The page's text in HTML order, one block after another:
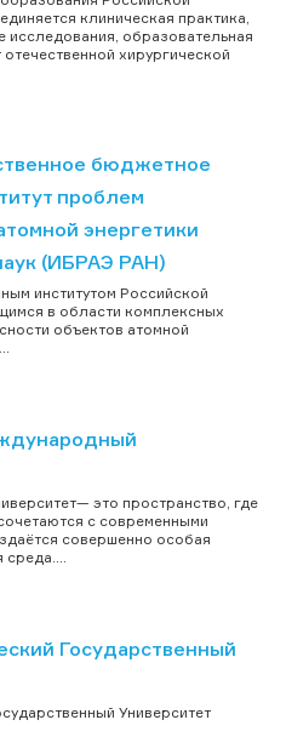
клиническая практика,
образовательная
хирургической
бюджетное
проблем
энергетики
(ИБРАЭ РАН)
институтом Российской
в области комплексных
объектов атомной
это пространство, где
с современными
совершенно особая
Государственный
Университет